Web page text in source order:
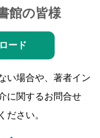
館の皆様
ード
い場合や、著者イン
に関するお問合せ
ださい。